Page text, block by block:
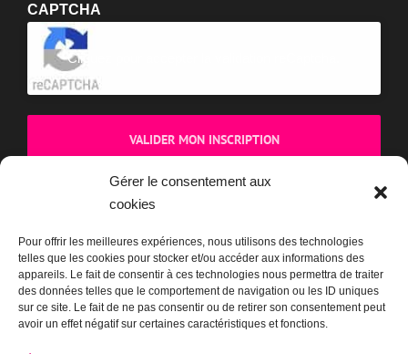
Gérer le consentement aux
cookies
Pour offrir les meilleures expériences, nous utilisons des technologies
telles que les cookies pour stocker et/ou accéder aux informations des
appareils. Le fait de consentir à ces technologies nous permettra de traiter
des données telles que le comportement de navigation ou les ID uniques
sur ce site. Le fait de ne pas consentir ou de retirer son consentement peut
avoir un effet négatif sur certaines caractéristiques et fonctions.
CAPTCHA
Cliquez pour accepter la validation reCaptcha.
BOUTIQUE